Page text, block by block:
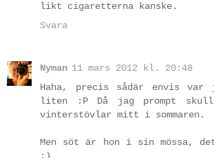
likt cigaretterna kanske.
Svara
Nyman 11 mars 2012 kl. 20:48
Haha, precis sådär envis
liten :P Då jag prompt
vinterstövlar mitt i sommaren.
Men söt är hon i sin mössa,